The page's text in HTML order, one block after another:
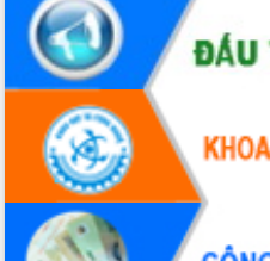
món ăn từ sầu riêng
Đắk Lắk công bố Quy hoạch và xúc
tiến đầu tư tỉnh
Ngành cá ngừ Đắk Lắk chủ động thích
ứng để giữ vững thị trường xuất khẩu
Diễn đàn Kinh tế tư nhân Việt Nam đột
phá cơ chế - Hợp tác công tư
Đề án 06 tạo bước ngoặt đột phá trong
cải cách hành chính tỉnh Đắk Lắk
Kết nối tour, đẩy mạnh chuyển đổi số